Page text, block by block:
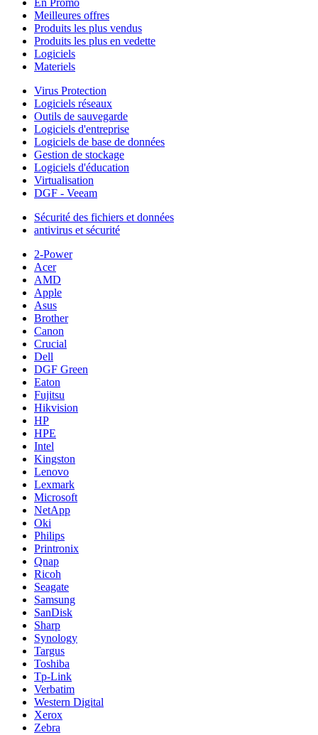
En Promo
Meilleures offres
Produits les plus vendus
Produits les plus en vedette
Logiciels
Materiels
Virus Protection
Logiciels réseaux
Outils de sauvegarde
Logiciels d'entreprise
Logiciels de base de données
Gestion de stockage
Logiciels d'éducation
Virtualisation
DGF - Veeam
Sécurité des fichiers et données
antivirus et sécurité
2-Power
Acer
AMD
Apple
Asus
Brother
Canon
Crucial
Dell
DGF Green
Eaton
Fujitsu
Hikvision
HP
HPE
Intel
Kingston
Lenovo
Lexmark
Microsoft
NetApp
Oki
Philips
Printronix
Qnap
Ricoh
Seagate
Samsung
SanDisk
Sharp
Synology
Targus
Toshiba
Tp-Link
Verbatim
Western Digital
Xerox
Zebra